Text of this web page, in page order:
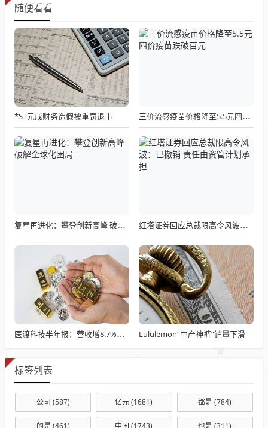
随便看看
*ST元成财务造假被重罚退市 三价流感疫苗价格降至5.5元四价疫苗跌破百元
复星再进化：攀登创新高峰 破解全球化困局 红塔证券回应总裁限高令风波：已撤销 责任由资管计划承担
医渡科技半年报：营收增8.7%亏缩72%近平衡，YiduCore覆盖万家医院 Lululemon“中产神裤”销量下滑
标签列表
公司 (587) 亿元(1681) 都是(784)
的是(461) 中国 (1743) 也是(311)